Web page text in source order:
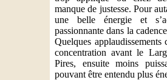
manque de justesse. Pour
une belle énergie et
passionnante dans la
Quelques applaudissements
concentration avant le
Pires, ensuite moins
pouvant être entendu plus